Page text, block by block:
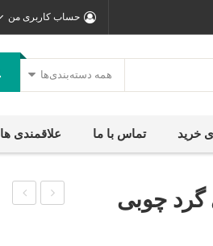
حساب کاربری من
همه دسته‌بندی‌ها
خرید تماس با ما علاقمندی ها
گرد چوبی